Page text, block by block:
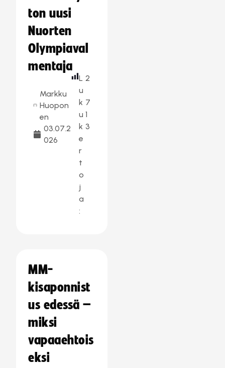
ton uusi
Nuorten
Olympiaval
mentaja
Markku
Huopon
en
03.07.2
026
L
u
k
u
k
e
r
t
o
j
a
:
2
7
1
3
MM-
kisaponnist
us edessä –
miksi
vapaaehtois
eksi